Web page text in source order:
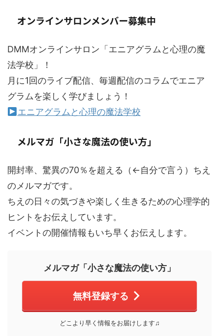
オンラインサロンメンバー募集中
DMMオンラインサロン「エニアグラムと心理の魔
法学校」！
月に1回のライブ配信、毎週配信のコラムでエニア
グラムを楽しく学びましょう！
エニアグラムと心理の魔法学校
メルマガ「小さな魔法の使い方」
開封率、驚異の70％を超える（←自分で言う）ちえ
のメルマガです。
ちえの日々の気づきや楽しく生きるための心理学的
ヒントをお伝えしています。
イベントの開催情報もいち早くお伝えします。
メルマガ「小さな魔法の使い方」
無料登録する
どこより早く情報をお届けします♫